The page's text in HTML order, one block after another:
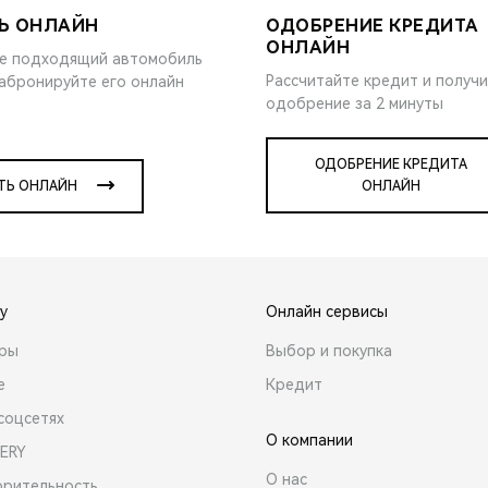
ОНЛАЙН
подходящий автомобиль
его онлайн
ОНЛАЙН
ОДОБРЕНИЕ КРЕДИТА
ОНЛАЙН
Рассчитайте кредит и
одобрение за 2 минуты
ОДОБРЕНИЕ КРЕДИТА
ОНЛАЙН
Онлайн сервисы
Выбор и покупка
Кредит
О компании
О нас